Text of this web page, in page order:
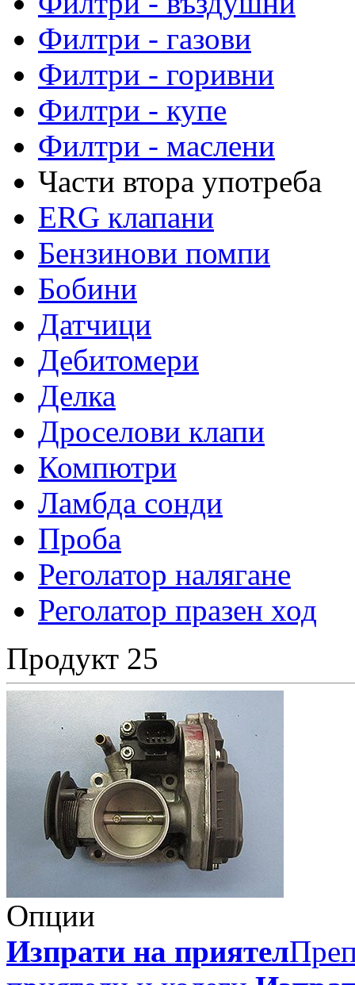
Филтри - газови
Филтри - горивни
Филтри - купе
Филтри - маслени
Части втора употреба
ERG клапани
Бензинови помпи
Бобини
Датчици
Дебитомери
Делка
Дроселови клапи
Компютри
Ламбда сонди
Проба
Реголатор налягане
Реголатор празен ход
Продукт 25
Опции
Изпрати на приятел